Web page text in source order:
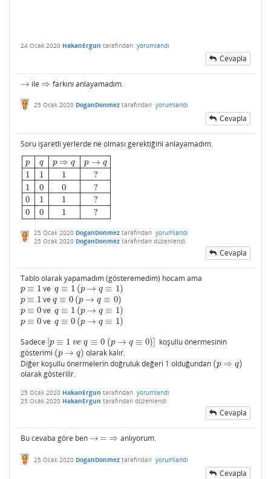
24 Ocak 2020 HakanErgun tarafından yorumlandı
Cevapla
→
→ ile ⇒
⇒ farkını anlayamadım.
25 Ocak 2020 DoganDonmez tarafından yorumlandı
Cevapla
Soru işaretli yerlerde ne olması gerektiğini anlayamadım.
p
1
1
0
0
q
1
0
1
0
p ⇒ q
1
0
1
1
p → q
?
?
?
?
qp q 11 01
25 Ocak 2020 DoganDonmez tarafından yorumlandı
25 Ocak 2020 DoganDonmez tarafından düzenlendi
Cevapla
Tablo olarak yapamadım (gösteremedim) hocam ama
p ≡ 1
p≡1 ve q ≡ 1
q≡1 (p → q ≡ 1)
(p→q≡1
p ≡ 1
p≡1 ve q ≡ 0
q≡0 (p → q ≡ 0)
(p→q≡0
p ≡ 0
p≡0 ve q ≡ 1
q≡1 (p → q ≡ 1)
(p→q≡1
p ≡ 0
p≡0 ve q ≡ 0
q≡0 (p → q ≡ 1)
(p→q≡1
Sadece [p ≡ 1 ve q ≡ 0 (p → q ≡ 0)]
p≡1 ve q≡ 0 p→q ≡0) ]
koşullu önermesinin
gösterimi (p → q)
(p→q)
olarak kalır.
Diğer koşullu önermelerin doğruluk değeri 1 olduğundan (p ⇒ q)
(p⇒q)
olarak gösterilir.
25 Ocak 2020 HakanErgun tarafından yorumlandı
25 Ocak 2020 HakanErgun tarafından düzenlendi
Cevapla
Bu cevaba göre ben → = ⇒
→=⇒ anlıyorum.
25 Ocak 2020 DoganDonmez tarafından yorumlandı
Cevapla